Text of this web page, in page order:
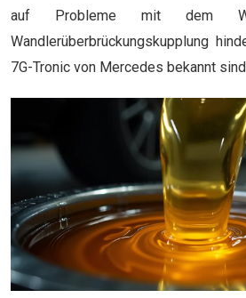
auf Probleme mit dem
Wandlerüberbrückungskupplung
7G-Tronic von Mercedes bekannt